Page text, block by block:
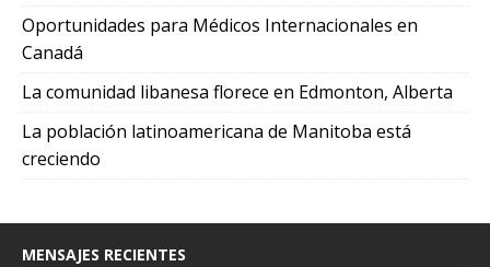
Oportunidades para Médicos Internacionales en
Canadá
La comunidad libanesa florece en Edmonton, Alberta
La población latinoamericana de Manitoba está
creciendo
MENSAJES RECIENTES